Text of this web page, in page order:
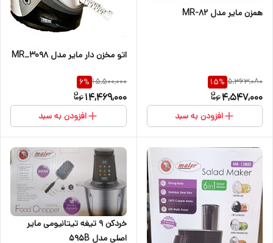
همزن مایر مدل MR-82
5,363,080
15%
4,547,000
افزودن به سبد
اتو مخزن دار مایر مدل MR_3098
15,500,000
6%
14,469,000
افزودن به سبد
خردکن ۹ تیغه تیتانیومی مایر
اصلی مدل 595B